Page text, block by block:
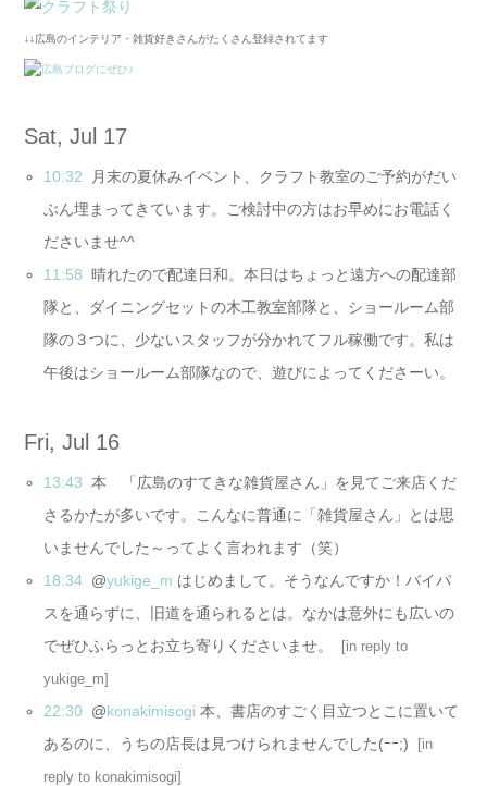
↓↓広島のインテリア・雑貨好きさんがたくさん登録されてます
Sat, Jul 17
10:32
月末の夏休みイベント、クラフト教室のご予約がだい
ぶん埋まってきています。ご検討中の方はお早めにお電話く
ださいませ^^
11:58 晴れたので配達日和。本日はちょっと遠方への配達部
隊と、ダイニングセットの木工教室部隊と、ショールーム部
隊の３つに、少ないスタッフが分かれてフル稼働です。私は
午後はショールーム部隊なので、遊びによってくださーい。
Fri, Jul 16
13:43 本 「広島のすてきな雑貨屋さん」を見てご来店くだ
さるかたが多いです。こんなに普通に「雑貨屋さん」とは思
いませんでした～ってよく言われます（笑）
18:34 @yukige_m はじめまして。そうなんですか！バイパ
スを通らずに、旧道を通られるとは。なかは意外にも広いの
でぜひふらっとお立ち寄りくださいませ。
[in reply to
yukige_m]
22:30 @konakimisogi 本、書店のすごく目立つとこに置いて
あるのに、うちの店長は見つけられませんでした(ｰｰ;) [in
reply to konakimisogi]